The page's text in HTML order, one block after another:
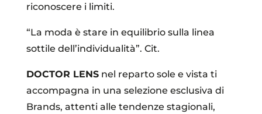
riconoscere i limiti.
“La moda è stare in equilibrio sulla linea
sottile dell’individualità”. Cit.
DOCTOR LENSnel reparto sole e vista ti
accompagna in una selezione esclusiva di
Brands, attenti alle tendenze stagionali,